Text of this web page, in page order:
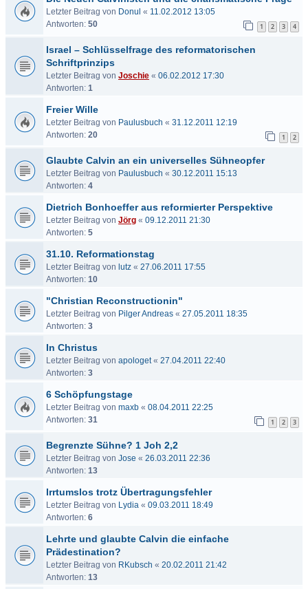
Letzter Beitrag von Donul « 11.02.2012 13:05
Antworten: 50 1 2 3 4
Israel – Schlüsselfrage des reformatorischen
Schriftprinzips
Letzter Beitrag von Joschie « 06.02.2012 17:30
Antworten: 1
Freier Wille
Letzter Beitrag von Paulusbuch « 31.12.2011 12:19
Antworten: 20 1 2
Glaubte Calvin an ein universelles Sühneopfer
Letzter Beitrag von Paulusbuch « 30.12.2011 15:13
Antworten: 4
Dietrich Bonhoeffer aus reformierter Perspektive
Letzter Beitrag von Jörg « 09.12.2011 21:30
Antworten: 5
31.10. Reformationstag
Letzter Beitrag von lutz « 27.06.2011 17:55
Antworten: 10
"Christian Reconstructionin"
Letzter Beitrag von Pilger Andreas « 27.05.2011 18:35
Antworten: 3
In Christus
Letzter Beitrag von apologet« 27.04.2011 22:40
Antworten: 3
6 Schöpfungstage
Letzter Beitrag von maxb « 08.04.2011 22:25
Antworten: 31 1 2 3
Begrenzte Sühne? 1 Joh 2,2
Letzter Beitrag von Jose « 26.03.2011 22:36
Antworten: 13
Irrtumslos trotz Übertragungsfehler
Letzter Beitrag von Lydia « 09.03.2011 18:49
Antworten: 6
Lehrte und glaubte Calvin die einfache
Prädestination?
Letzter Beitrag von RKubsch « 20.02.2011 21:42
Antworten: 13